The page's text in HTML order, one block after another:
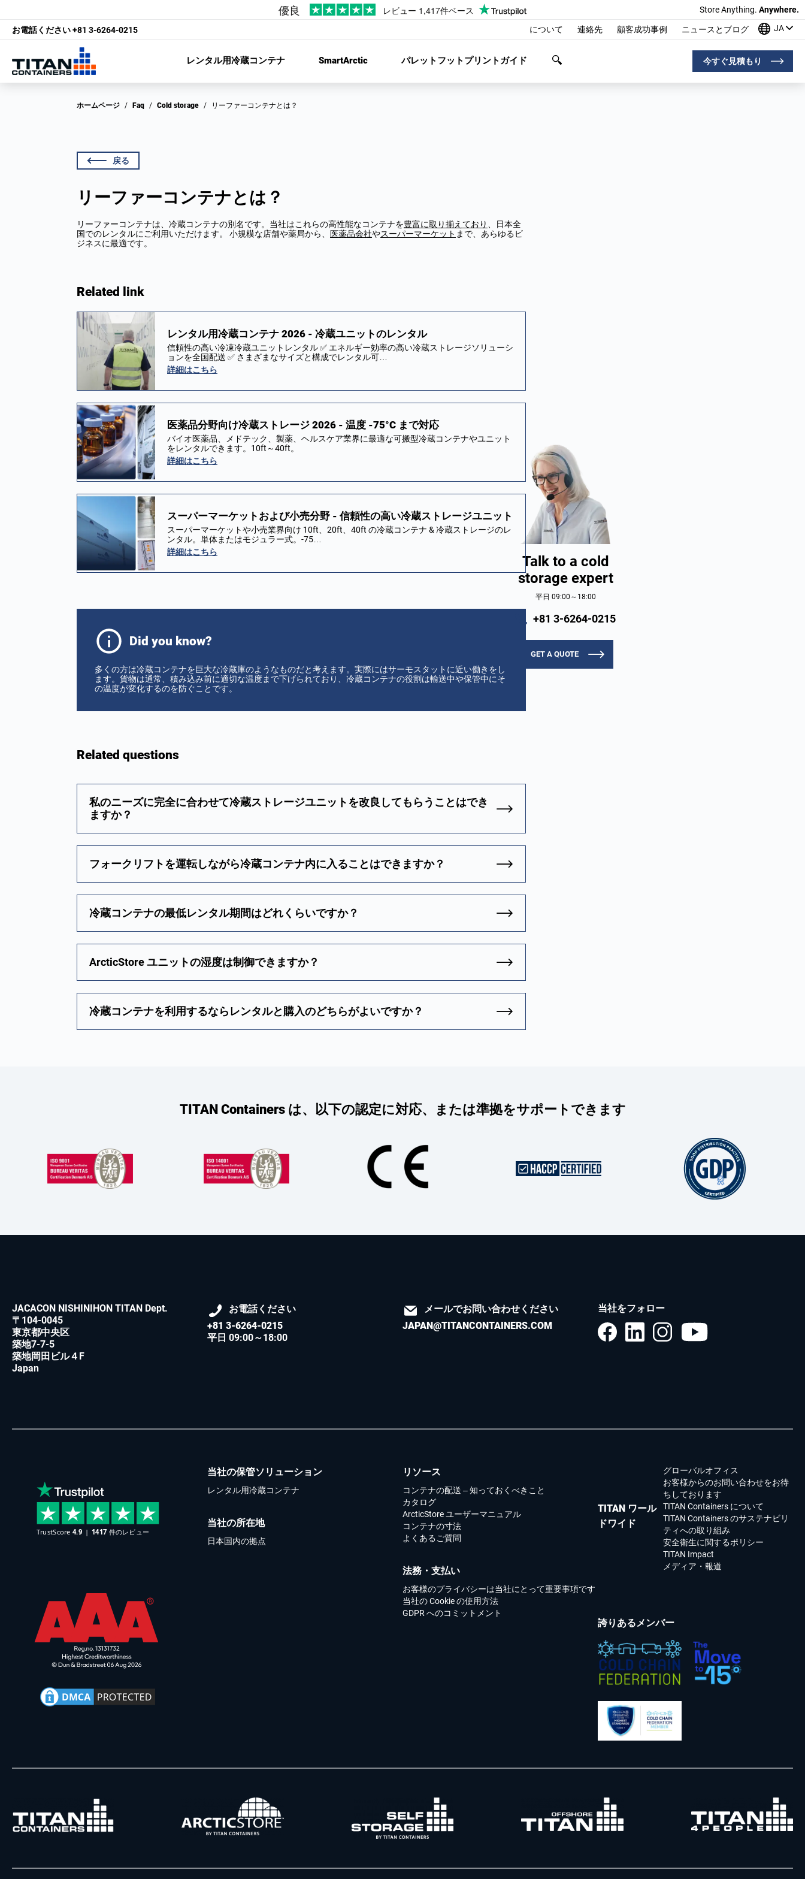
Store Anything. Anywhere.
お電話ください+81 3-6264-0215 について 連絡先 顧客成功事例 ニュースとブログ JA
レンタル用冷蔵コンテナ SmartArctic パレットフットプリントガイド 今すぐ見積もり
ホームページ / Faq / Cold storage / リーファーコンテナとは？
戻る
リーファーコンテナとは？
リーファーコンテナは、冷蔵コンテナの別名です。当社はこれらの高性能なコンテナを豊富に取り揃えており
、日本全
国でのレンタルにご利用いただけます。 小規模な店舗や薬局から、
医薬品会社やスーパーマーケット まで、あらゆるビ
ジネスに最適です。
Related link
レンタル用冷蔵コンテナ 2026 - 冷蔵ユニットのレンタル
信頼性の高い冷凍冷蔵ユニットレンタル ✅ エネルギー効率の高い冷蔵ストレージソリューシ
ョンを全国配送 ✅ さまざまなサイズと構成でレンタル可…
詳細はこちら
医薬品分野向け冷蔵ストレージ 2026 - 温度 -75°C まで対応
バイオ医薬品、メドテック、製薬、ヘルスケア業界に最適な可搬型冷蔵コンテナやユニット
をレンタルできます。10ft～40ft。
詳細はこちら
スーパーマーケットおよび小売分野 - 信頼性の高い冷蔵ストレージユニット
スーパーマーケットや小売業界向け 10ft、20ft、40ft の冷蔵コンテナ & 冷蔵ストレージのレ
ンタル。単体またはモジュラー式。-75…
詳細はこちら
Did you know?
多くの方は冷蔵コンテナを巨大な冷蔵庫のようなものだと考えます。実際にはサーモスタットに近い働きをし
ます。貨物は通常、積み込み前に適切な温度まで下げられており、冷蔵コンテナの役割は輸送中や保管中にそ
の温度が変化するのを防ぐことです。
Related questions
私のニーズに完全に合わせて冷蔵ストレージユニットを改良してもらうことはでき
ますか？
フォークリフトを運転しながら冷蔵コンテナ内に入ることはできますか？
冷蔵コンテナの最低レンタル期間はどれくらいですか？
ArcticStore ユニットの湿度は制御できますか？
冷蔵コンテナを利用するならレンタルと購入のどちらがよいですか？
Talk to a cold
storage expert
平日 09:00～18:00
+81 3-6264-0215
GET A QUOTE
TITAN Containers は、以下の認定に対応、または準拠をサポートできます
JACACON NISHINIHON TITAN Dept.
〒104-0045
東京都中央区
築地7-7-5
築地岡田ビル４F
Japan
お電話ください
+81 3-6264-0215
平日 09:00～18:00
メールでお問い合わせください
JAPAN@TITANCONTAINERS.COM
当社をフォロー
当社の保管ソリューション
レンタル用冷蔵コンテナ
当社の所在地
日本国内の拠点
TITAN ワール
ドワイド
グローバルオフィス
お客様からのお問い合わせをお待
ちしております
TITAN Containers について
TITAN Containers のサステナビリ
ティへの取り組み
安全衛生に関するポリシー
TITAN Impact
メディア・報道
リソース
コンテナの配送 – 知っておくべきこと
カタログ
ArcticStore ユーザーマニュアル
コンテナの寸法
よくあるご質問
法務・支払い
お客様のプライバシーは当社にとって重要事項です
当社の Cookie の使用方法
GDPR へのコミットメント
誇りあるメンバー